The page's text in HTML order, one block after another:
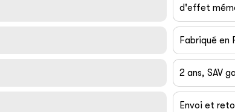
d'effet
Fabriqué en
2 ans, SAV
Envoi et